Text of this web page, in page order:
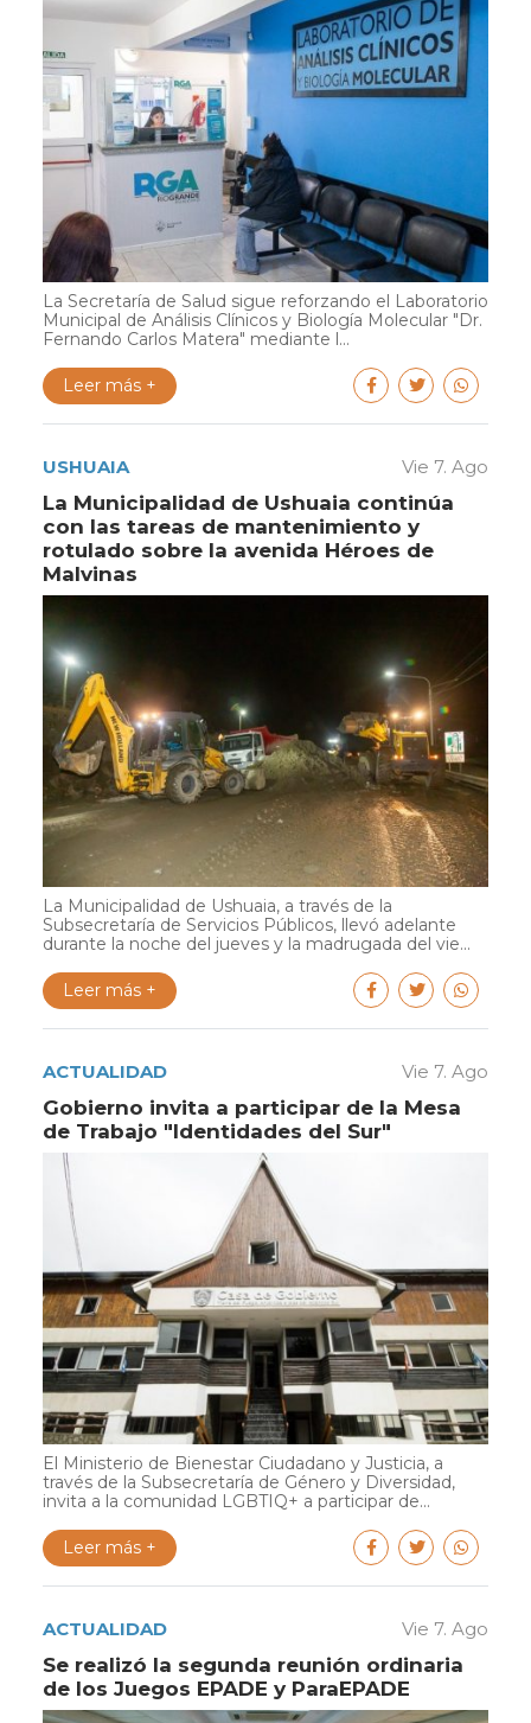
La Secretaría de Salud sigue reforzando el Laboratorio
Municipal de Análisis Clínicos y Biología Molecular "Dr.
Fernando Carlos Matera" mediante l...
Leer más +
USHUAIA Vie 7. Ago
La Municipalidad de Ushuaia continúa
con las tareas de mantenimiento y
rotulado sobre la avenida Héroes de
Malvinas
La Municipalidad de Ushuaia, a través de la
Subsecretaría de Servicios Públicos, llevó adelante
durante la noche del jueves y la madrugada del vie...
Leer más +
ACTUALIDAD Vie 7. Ago
Gobierno invita a participar de la Mesa
de Trabajo "Identidades del Sur"
El Ministerio de Bienestar Ciudadano y Justicia, a
través de la Subsecretaría de Género y Diversidad,
invita a la comunidad LGBTIQ+ a participar de...
Leer más +
ACTUALIDAD Vie 7. Ago
Se realizó la segunda reunión ordinaria
de los Juegos EPADE y ParaEPADE